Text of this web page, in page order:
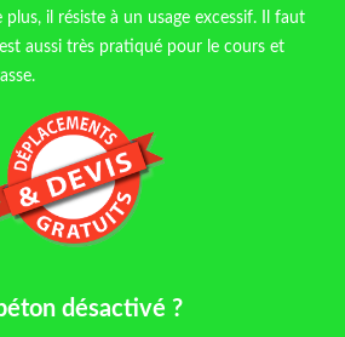
il résiste à un usage excessif. Il faut
aussi très pratiqué pour le cours et
désactivé ?